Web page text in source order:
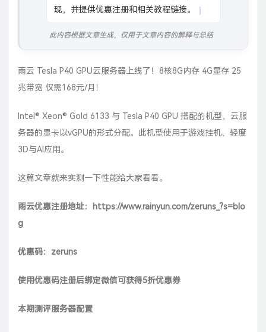
现，并提供优惠注册和相关教程链接。
此内容根据文章生成，仅用于文章内容的解释与总结
雨云 Tesla P40 GPU云服务器上线了！8核8G内存 4G显存 25
兆带宽 仅需168元/月！
Intel®️ Xeon®️ Gold 6133 与 Tesla P40 GPU 搭配的机型， 云服
务器的显卡以vGPU的形式分配。此机型使用于游戏挂机、轻度
3D与AI应用。
这篇文章就来实测一下性能给大家看看。
雨云优惠注册地址：
https://www.rainyun.com/zeruns_?s=blo
g
优惠码：zeruns
使用优惠码注册后绑定微信可获得5折优惠券
本期测评服务器配置